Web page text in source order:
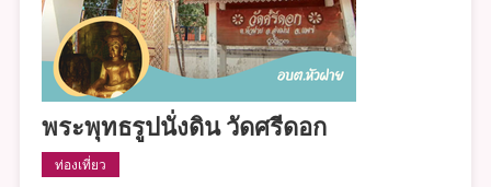
พระพุทธรูปนั่งดิน วัดศรีดอก
ท่องเที่ยว